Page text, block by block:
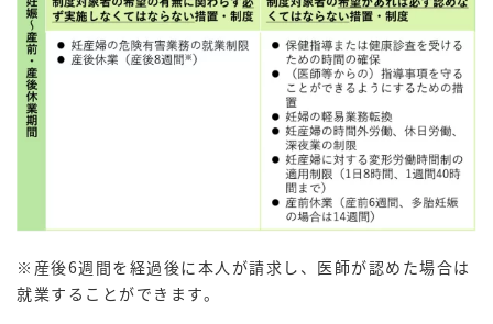
※産後6週間を経過後に本人が請求し、医師が認めた場合は
就業することができます。